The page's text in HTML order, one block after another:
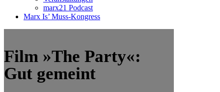
marx21 Podcast
Marx Is’ Muss-Kongress
Film »The Party«:
Gut gemeint